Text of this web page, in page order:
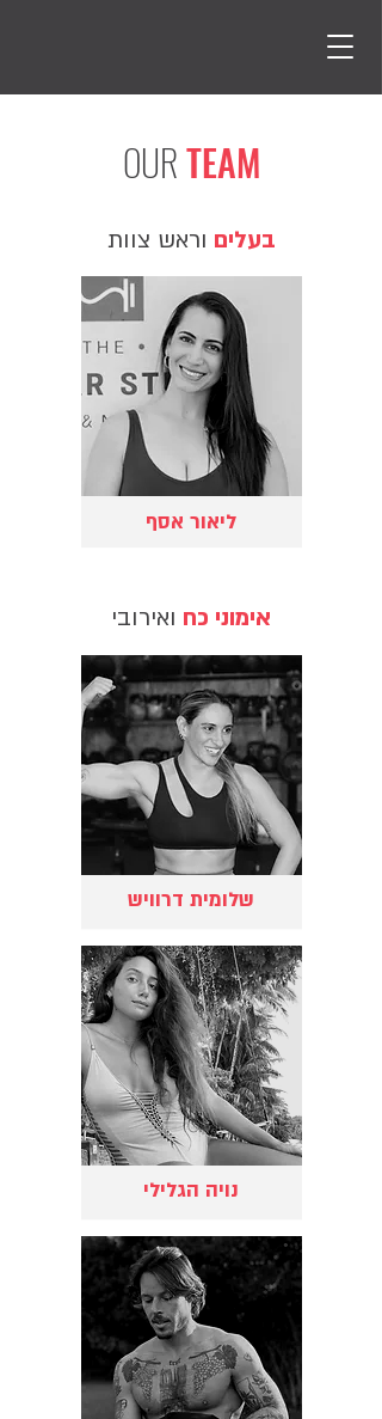
OURTEAM
בעלים וראש צוות
ליאור אסף
אימוני כח ואירובי
שלומית דרוויש
נויה הגלילי